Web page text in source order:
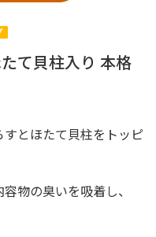
て貝柱入り 本格
とほたて貝柱をトッピ
物の臭いを吸着し、